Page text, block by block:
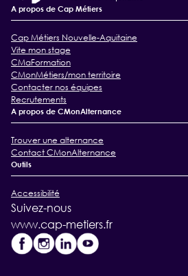
A propos de Cap Métiers
Cap Métiers Nouvelle-Aquitaine
Vite mon stage
CMaFormation
CMonMétiers/mon territoire
Contacter nos équipes
Recrutements
A propos de CMonAlternance
Trouver une alternance
Contact CMonAlternance
Outils
Accessibilité
Suivez-nous
www.cap-metiers.fr